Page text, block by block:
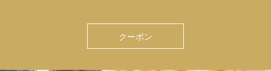
クーポン